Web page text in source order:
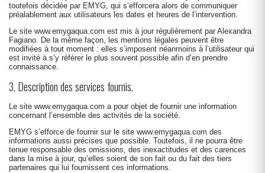
toutefois décidée par EMYG, qui s’efforcera alors de communiquer
préalablement aux utilisateurs les dates et heures de l’intervention.
Le site www.emygaqua.com est mis à jour régulièrement par Alexandra
Fagiano. De la même façon, les mentions légales peuvent être
modifiées à tout moment : elles s’imposent néanmoins à l’utilisateur qui
est invité à s’y référer le plus souvent possible afin d’en prendre
connaissance.
3. Description des services fournis.
Le site www.emygaqua.com a pour objet de fournir une information
concernant l’ensemble des activités de la société.
EMYG s’efforce de fournir sur le site www.emygaqua.com des
informations aussi précises que possible. Toutefois, il ne pourra être
tenue responsable des omissions, des inexactitudes et des carences
dans la mise à jour, qu’elles soient de son fait ou du fait des tiers
partenaires qui lui fournissent ces informations.